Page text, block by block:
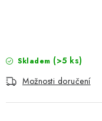
OCHRANA OSOBNÍCH
HODNOCENÍ
Skladem (>5 ks)
Možnosti doručení